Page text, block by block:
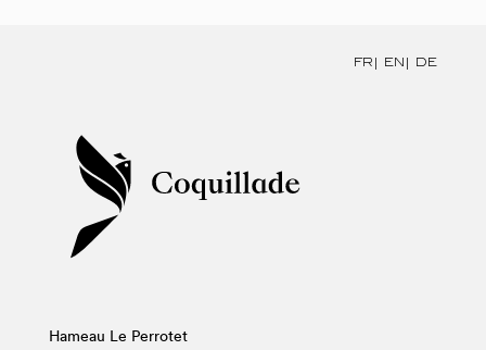
FR EN DE
Hameau Le Perrotet